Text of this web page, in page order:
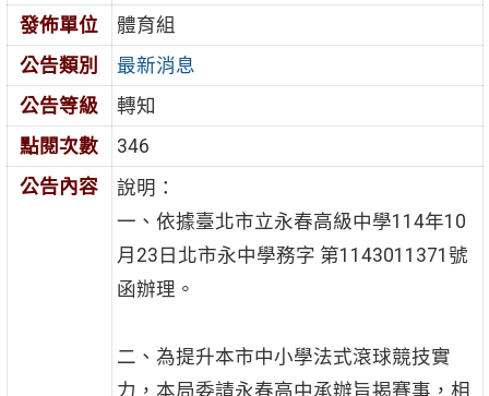
發佈單位
體育組
公告類別
最新消息
公告等級
轉知
點閱次數
346
公告內容
說明：
一、依據臺北市立永春高級中學114年10
月23日北市永中學務字 第1143011371號
函辦理。
二、為提升本市中小學法式滾球競技實
力，本局委請永春高中承辦旨揭賽事，相